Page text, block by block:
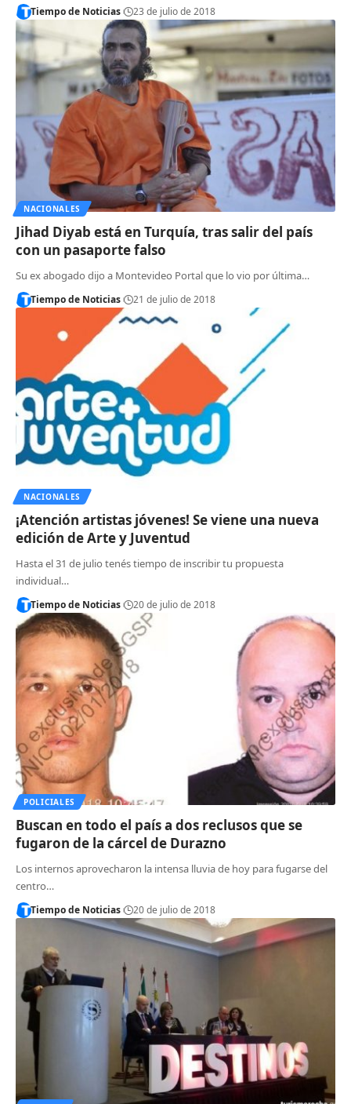
Tiempo de Noticias 23 de julio de 2018
NACIONALES
Jihad Diyab está en Turquía, tras salir del país
con un pasaporte falso
Su ex abogado dijo a Montevideo Portal que lo vio por última…
Tiempo de Noticias 21 de julio de 2018
NACIONALES
¡Atención artistas jóvenes! Se viene una nueva
edición de Arte y Juventud
Hasta el 31 de julio tenés tiempo de inscribir tu propuesta
individual…
Tiempo de Noticias 20 de julio de 2018
POLICIALES
Buscan en todo el país a dos reclusos que se
fugaron de la cárcel de Durazno
Los internos aprovecharon la intensa lluvia de hoy para fugarse del
centro…
Tiempo de Noticias 20 de julio de 2018